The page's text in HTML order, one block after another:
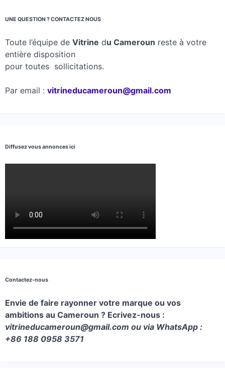
UNE QUESTION ? CONTACTEZ NOUS
Toute l’équipe de Vitrine du Cameroun reste à votre
entière disposition
pour toutes sollicitations.
Par email : vitrineducameroun@gmail.com
Diffusez vous annonces ici
Contactez-nous
Envie de faire rayonner votre marque ou vos
ambitions au Cameroun ? Ecrivez-nous :
vitrineducameroun@gmail.com ou via WhatsApp :
+86 188 0958 3571